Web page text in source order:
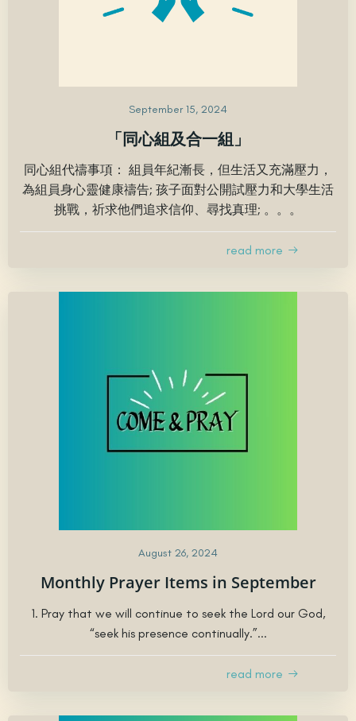
September 15, 2024
「同心組及合一組」
同心組代禱事項： 組員年紀漸長，但生活又充滿壓力，
為組員身心靈健康禱告; 孩子面對公開試壓力和大學生活
挑戰，祈求他們追求信仰、尋找真理; 。。。
read more
August 26, 2024
Monthly Prayer Items in September
1. Pray that we will continue to seek the Lord our God,
“seek his presence continually.”...
read more